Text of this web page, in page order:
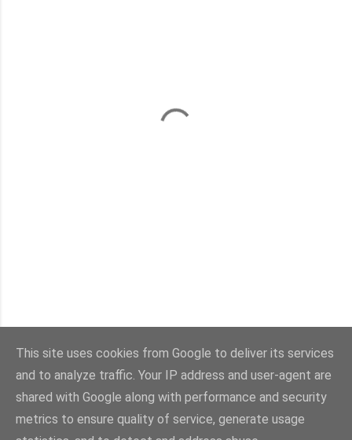
Con la tecnología de Blogger
Imágenes del tema:sebastian-julian
This site uses cookies from Google to deliver its services
and to analyze traffic. Your IP address and user-agent are
shared with Google along with performance and security
metrics to ensure quality of service, generate usage